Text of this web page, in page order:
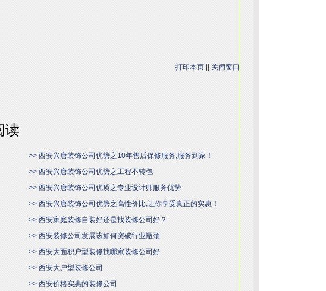
打印本页 关闭窗口
读
>> 西安兴唐装饰公司优势之10年售后保修服务,服务到家！
>> 西安兴唐装饰公司优势之工程不转包
>> 西安兴唐装饰公司优质之专业设计师服务优势
>> 西安兴唐装饰公司优势之高性价比,让你享受真正的实惠！
>> 西安家庭装修自装好还是找装修公司好？
>> 西安装修公司发展该如何突破行业瓶颈
>> 西安大面积户型装修找哪家装修公司好
>> 西安大户型装修公司
>> 西安价格实惠的装修公司